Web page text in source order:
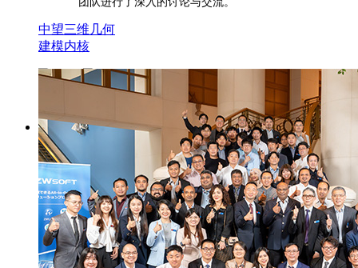
中望三维几何
建模内核
更多
教学实训软件CAD/CAM/CAE软件教育版 博超产
解决方案
行业解决方案